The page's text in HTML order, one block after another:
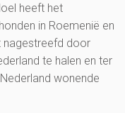
heeft het
in Roemenië en
nagestreefd door
te halen en ter
wonende